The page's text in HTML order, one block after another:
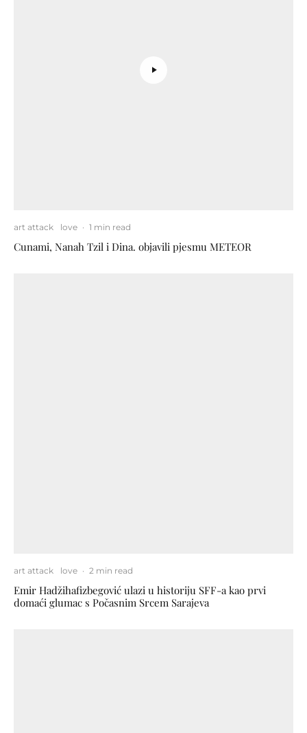
art attack love · 1 min read
Cunami, Nanah Tzil i Dina. objavili pjesmu METEOR
art attack love · 2 min read
Emir Hadžihafizbegović ulazi u historiju SFF-a kao prvi
domaći glumac s Počasnim Srcem Sarajeva